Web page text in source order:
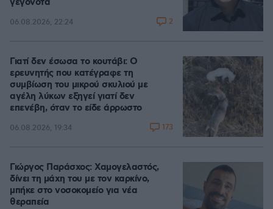
γεγονότα
06.08.2026, 22:24 2
Γιατί δεν έσωσα το κουτάβι: Ο
ερευνητής που κατέγραφε τη
συμβίωση του μικρού σκυλιού με
αγέλη λύκων εξηγεί γιατί δεν
επενέβη, όταν το είδε άρρωστο
06.08.2026, 19:34 173
Γιώργος Παράσχος: Χαμογελαστός,
δίνει τη μάχη του με τον καρκίνο,
μπήκε στο νοσοκομείο για νέα
θεραπεία